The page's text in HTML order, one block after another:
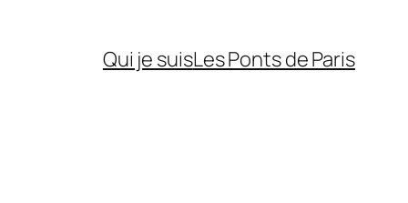
Qui je suisLes Ponts de Paris